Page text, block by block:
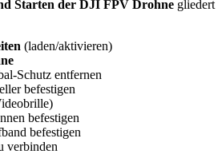
Starten der DJI FPV Drohne gliedert
(laden/aktivieren)
Schutz entfernen
befestigen
befestigen
befestigen
verbinden